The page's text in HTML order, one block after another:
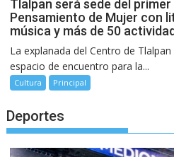
Tlalpan será sede del
Pensamiento de Mujer con
música y más de 50
La explanada del Centro de
espacio de encuentro para la...
Cultura Principal
Deportes